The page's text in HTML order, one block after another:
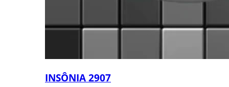
INSÔNIA 2907